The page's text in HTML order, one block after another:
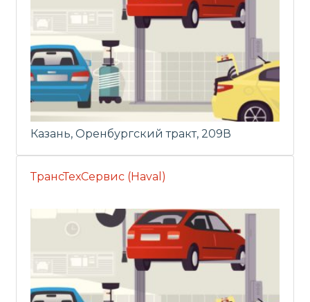
Казань, Оренбургский тракт, 209В
ТрансТехСервис (Haval)